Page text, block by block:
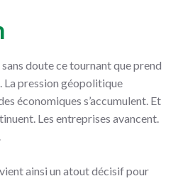
sans doute ce tournant que prend
La pression géopolitique
économiques s’accumulent. Et
Les entreprises avancent.
ainsi un atout décisif pour